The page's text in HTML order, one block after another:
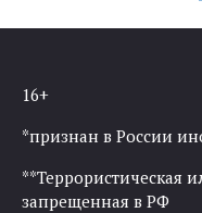
16+
*признан в России
**Террористическая
запрещенная в РФ